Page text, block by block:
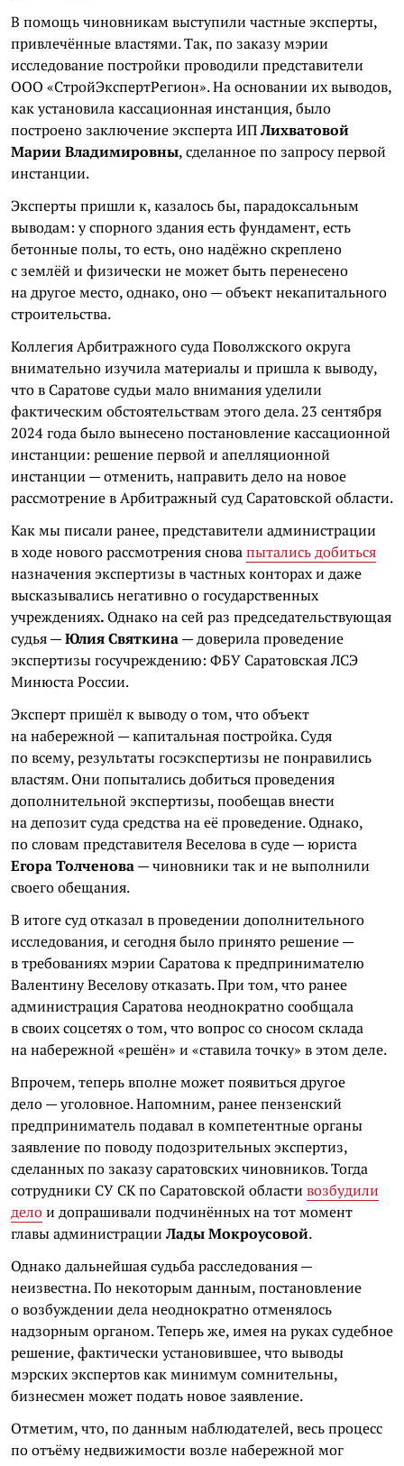
В помощь чиновникам выступили частные эксперты,
привлечённые властями. Так, по заказу мэрии
исследование постройки проводили представители
ООО «СтройЭкспертРегион». На основании их выводов,
как установила кассационная инстанция, было
построено заключение эксперта ИПЛихватовой
Марии Владимировны, сделанное по запросу первой
инстанции.
Эксперты пришли к, казалось бы, парадоксальным
выводам: у спорного здания есть фундамент, есть
бетонные полы, то есть, оно надёжно скреплено
с землёй и физически не может быть перенесено
на другое место, однако, оно — объект некапитального
строительства.
Коллегия Арбитражного суда Поволжского округа
внимательно изучила материалы и пришла к выводу,
что в Саратове судьи мало внимания уделили
фактическим обстоятельствам этого дела. 23 сентября
2024 года было вынесено постановление кассационной
инстанции: решение первой и апелляционной
инстанции — отменить, направить дело на новое
рассмотрение в Арбитражный суд Саратовской области.
Как мы писали ранее, представители администрации
в ходе нового рассмотрения сновапытались добиться
назначения экспертизы в частных конторах и даже
высказывались негативно о государственных
учреждениях.Однако на сей раз председательствующая
судья —Юлия Святкина— доверила проведение
экспертизы госучреждению: ФБУ Саратовская ЛСЭ
Минюста России.
Эксперт пришёл к выводу о том, что объект
на набережной — капитальная постройка. Судя
по всему, результаты госэкспертизы не понравились
властям. Они попытались добиться проведения
дополнительной экспертизы, пообещав внести
на депозит суда средства на её проведение. Однако,
по словам представителя Веселова в суде — юриста
Егора Толченова— чиновники так и не выполнили
своего обещания.
В итоге суд отказал в проведении дополнительного
исследования, и сегодня было принято решение —
в требованиях мэрии Саратова к предпринимателю
Валентину Веселову отказать. При том, что ранее
администрация Саратова неоднократно сообщала
в своих соцсетях о том, что вопрос со сносом склада
на набережной «решён» и «ставила точку» в этом деле.
Впрочем, теперь вполне может появиться другое
дело — уголовное. Напомним, ранее пензенский
предприниматель подавал в компетентные органы
заявление по поводу подозрительных экспертиз,
сделанных по заказу саратовских чиновников. Тогда
сотрудники СУ СК по Саратовской области возбудили
делои допрашивали подчинённых на тот момент
главы администрации Лады Мокроусовой.
Однако дальнейшая судьба расследования —
неизвестна. По некоторым данным, постановление
о возбуждении дела неоднократно отменялось
надзорным органом. Теперь же, имея на руках судебное
решение, фактически установившее, что выводы
мэрских экспертов как минимум сомнительны,
бизнесмен может подать новое заявление.
Отметим, что, по данным наблюдателей, весь процесс
по отъёму недвижимости возле набережной мог